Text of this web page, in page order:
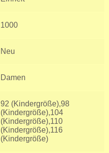
1000
Neu
Damen
92 (Kindergröße),98
(Kindergröße),104
(Kindergröße),110
(Kindergröße),116
(Kindergröße)